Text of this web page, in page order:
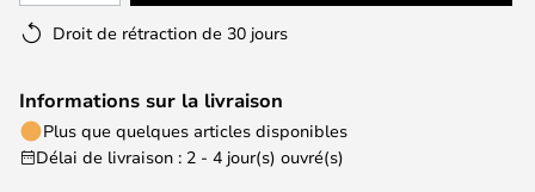
Droit de rétraction de 30 jours
Informations sur la livraison
Plus que quelques articles disponibles
Délai de livraison : 2 - 4 jour(s) ouvré(s)